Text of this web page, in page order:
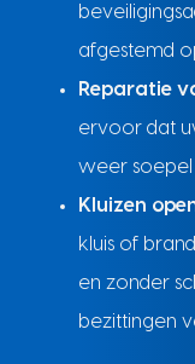
afgestemd
Reparatie
ervoor dat
weer soepel
Kluizen
kluis of
en zonder
bezittingen